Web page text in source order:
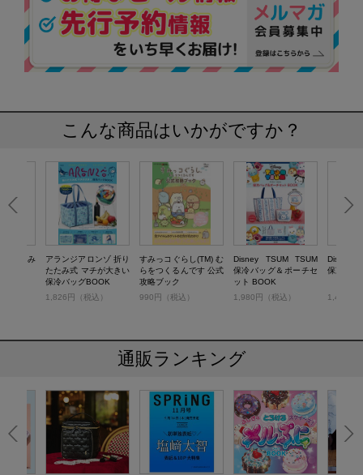
こんな商品はいかがですか？
たたみ
アランジアロンゾ 折り
たたみ式 マチが大きい
保冷バッグBOOK
1,826円（税込）
すみっコぐらし(TM) む
らをつくるんです 公式
攻略ブック
990円（税込）
Disney TSUM TSUM
保冷バッグ＆ポーチセ
ット BOOK
1,980円（税込）
Disney
保冷バッ
1,419円
通販ランキング